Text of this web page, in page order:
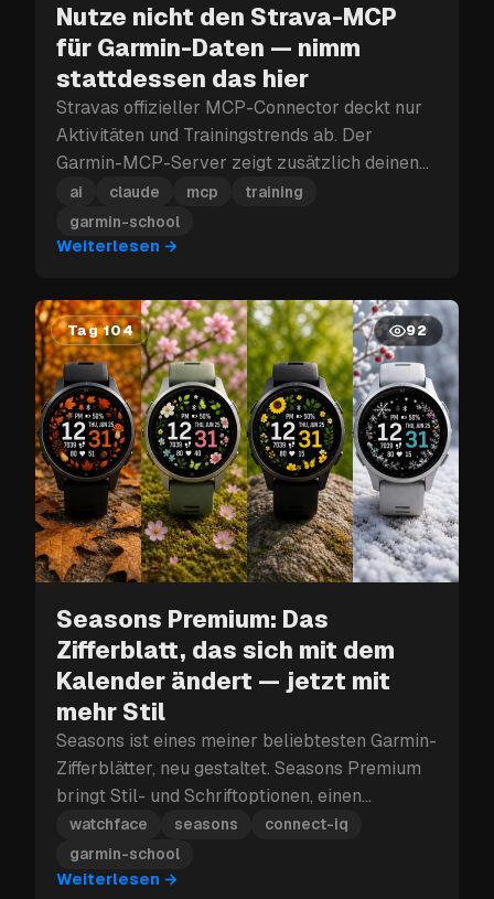
Nutze nicht den Strava-MCP
für Garmin-Daten — nimm
stattdessen das hier
Stravas offizieller MCP-Connector deckt nur
Aktivitäten und Trainingstrends ab. Der
Garmin-MCP-Server zeigt zusätzlich deinen
Schlaf, HRV, Stress und Body Battery — das
vollständige Erholungsbild, das Strava nicht
hat.
ai claude mcp
training
garmin-school
Weiterlesen →
Tag 104 92
Seasons Premium: Das
Zifferblatt, das sich mit dem
Kalender ändert — jetzt mit
mehr Stil
Seasons ist eines meiner beliebtesten Garmin-
Zifferblätter, neu gestaltet. Seasons Premium
bringt Stil- und Schriftoptionen, einen
optionalen Ziel-Ring, analoge Zeiger und
wechselt weiterhin automatisch mit den
Jahreszeiten.
watchface seasons
connect-iq
garmin-school
Weiterlesen →